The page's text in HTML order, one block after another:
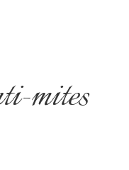
mites